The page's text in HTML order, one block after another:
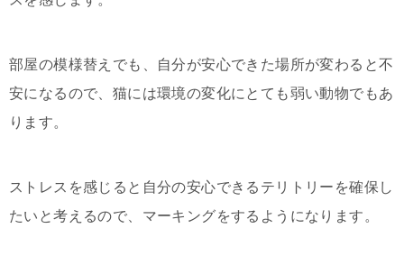
部屋の模様替えでも、自分が安心できた場所が変わると不
安になるので、猫には環境の変化にとても弱い動物でもあ
ります。
ストレスを感じると自分の安心できるテリトリーを確保し
たいと考えるので、マーキングをするようになります。